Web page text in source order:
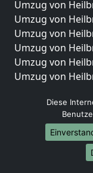
Umzug von
Umzug von
Umzug von
Umzug von
Umzug von
Umzug von
Umzüge-
Umzug von
Umzug von
Umzug von
Umzug von
Diese